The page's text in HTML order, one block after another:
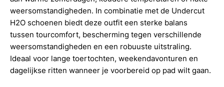
weersomstandigheden. In combinatie met de Undercut
H2O schoenen biedt deze outfit een sterke balans
tussen tourcomfort, bescherming tegen verschillende
weersomstandigheden en een robuuste uitstraling.
Ideaal voor lange toertochten, weekendavonturen en
dagelijkse ritten wanneer je voorbereid op pad wilt gaan.